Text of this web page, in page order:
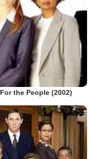
For the People (2002)